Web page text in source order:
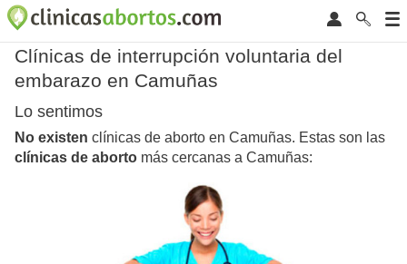
Clínicas de interrupción voluntaria del
embarazo en Camuñas
Lo sentimos
No existen clínicas de aborto en Camuñas. Estas son las
clínicas de aborto más cercanas a Camuñas: